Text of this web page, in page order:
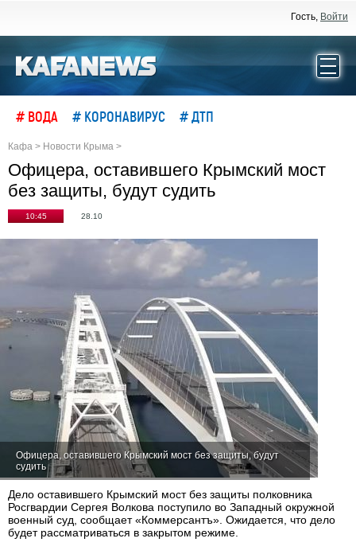
Гость, Войти
# ВОДА # КОРОНАВИРУС # ДТП
Кафа > Новости Крыма >
Офицера, оставившего Крымский мост
без защиты, будут судить
10:45 28.10
Офицера, оставившего Крымский мост без защиты, будут
судить
Дело оставившего Крымский мост без защиты полковника
Росгвардии Сергея Волкова поступило во Западный окружной
военный суд, сообщает «Коммерсантъ». Ожидается, что дело
будет рассматриваться в закрытом режиме.